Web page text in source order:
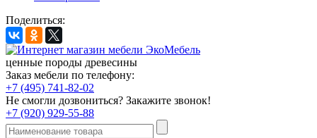
Поделиться:
ценные породы древесины
Заказ мебели по телефону:
+7 (495) 741-82-02
Не смогли дозвониться? Закажите звонок!
+7 (920) 929-55-88